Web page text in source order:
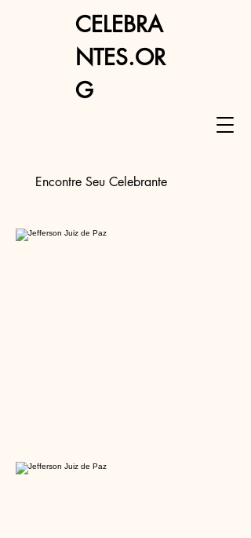
Encontre Seu Celebrante
CELEBRA
NTES.OR
G